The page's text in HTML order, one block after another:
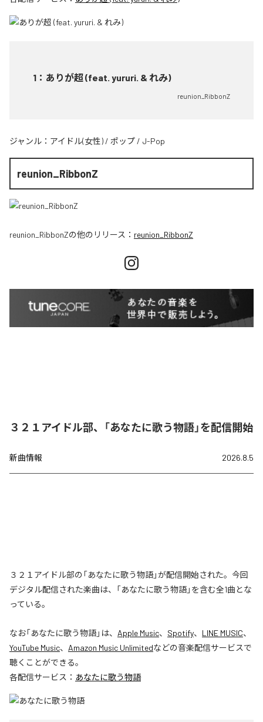
1 ： ありが超 (feat. yururi. & れみ)
reunion_RibbonZ
ジャンル： アイドル(女性) / ポップ / J-Pop
reunion_RibbonZ
reunion_RibbonZの他のリリース： reunion_RibbonZ
３２１アイドル部、「あなたに歌う物語」を配信開始
新曲情報 2026.8.5
３２１アイドル部の「あなたに歌う物語」が配信開始された。今回
デジタル配信された楽曲は、「あなたに歌う物語」を含む全1曲とな
っている。
なお「あなたに歌う物語」は、 Apple Music、 Spotify、 LINE MUSIC、
YouTube Music、 Amazon Music Unlimitedなどの音楽配信サービスで
聴くことができる。
各配信サービス： あなたに歌う物語